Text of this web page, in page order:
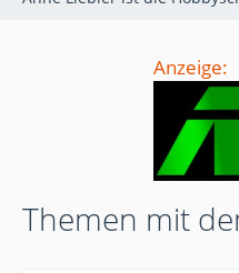
Anzeige:
Themen mit